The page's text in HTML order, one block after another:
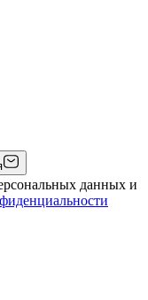
данных и